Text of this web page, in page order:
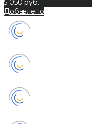
5 050 руб.
Добавлено